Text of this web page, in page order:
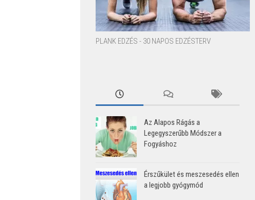
PLANK EDZÉS - 30 NAPOS EDZÉSTERV
Az Alapos Rágás a
Legegyszerűbb Módszer a
Fogyáshoz
Érszűkület és meszesedés ellen
a legjobb gyógymód